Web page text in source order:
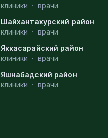
клиники · врачи
Шайхантахурский район
клиники · врачи
Яккасарайский район
клиники · врачи
Яшнабадский район
клиники · врачи